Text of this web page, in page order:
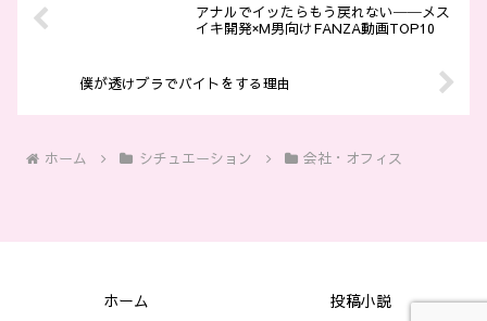
アナルでイッたらもう戻れない──メス
イキ開発×M男向けFANZA動画TOP10
僕が透けブラでバイトをする理由
ホーム シチュエーション 会社・オフィス
ホーム 投稿小説